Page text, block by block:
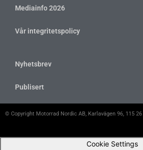
Mediainfo 2026
Vår integritetspolicy
Nyhetsbrev
Publisert
© Copyright Motorrad Nordic AB, Karlavägen 96, 115
Cookie Settings